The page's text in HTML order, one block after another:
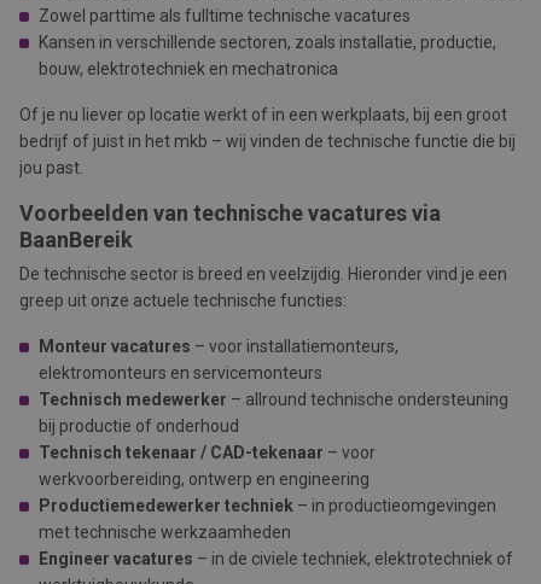
Zowel parttime als fulltime technische vacatures
Kansen in verschillende sectoren, zoals installatie, productie,
bouw, elektrotechniek en mechatronica
Of je nu liever op locatie werkt of in een werkplaats, bij een groot
bedrijf of juist in het mkb – wij vinden de technische functie die bij
jou past.
Voorbeelden van technische vacatures via
BaanBereik
De technische sector is breed en veelzijdig. Hieronder vind je een
greep uit onze actuele technische functies:
Monteur vacatures – voor installatiemonteurs,
elektromonteurs en servicemonteurs
Technisch medewerker – allround technische ondersteuning
bij productie of onderhoud
Technisch tekenaar / CAD-tekenaar – voor
werkvoorbereiding, ontwerp en engineering
Productiemedewerker techniek – in productieomgevingen
met technische werkzaamheden
Engineer vacatures – in de civiele techniek, elektrotechniek of